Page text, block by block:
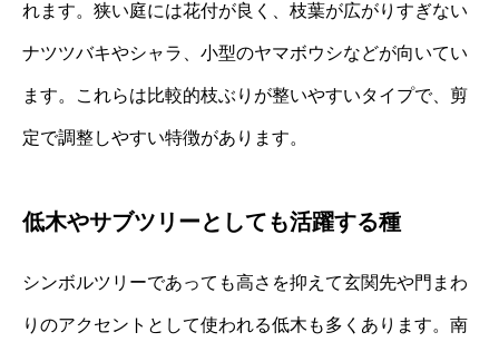
れます。狭い庭には花付が良く、枝葉が広がりすぎない
ナツツバキやシャラ、小型のヤマボウシなどが向いてい
ます。これらは比較的枝ぶりが整いやすいタイプで、剪
定で調整しやすい特徴があります。
低木やサブツリーとしても活躍する種
シンボルツリーであっても高さを抑えて玄関先や門まわ
りのアクセントとして使われる低木も多くあります。南